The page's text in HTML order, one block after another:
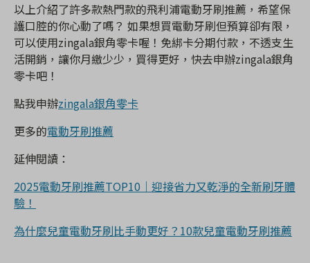
以上介紹了許多款熱門款的飛利浦電動牙刷推薦，希望保
護口腔的你心動了嗎？ 如果想買電動牙刷但預算卻有限，
可以使用zingala銀角零卡喔！免綁卡分期付款，不透支生
活開銷，讓你月繳少少，買得更好，快去申辦zingala銀角
零卡吧！
點我申辦zingala銀角零卡
更多的電動牙刷推薦
延伸閱讀：
2025電動牙刷推薦TOP10｜迎接省力又乾淨的全新刷牙體
驗！
為什麼兒童電動牙刷比手動更好？10款兒童電動牙刷推薦